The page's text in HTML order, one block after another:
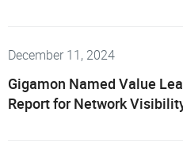
December 11, 2024
Gigamon Named Value
Report for Network